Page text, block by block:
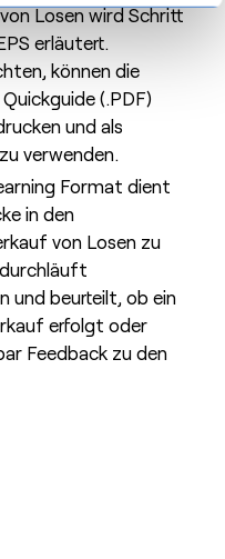
Losen wird Schritt
erläutert.
können die
(.PDF)
und als
verwenden.
Format dient
in den
von Losen zu
und beurteilt, ob ein
erfolgt oder
Feedback zu den